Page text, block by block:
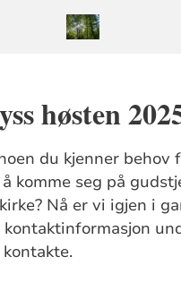
høsten
du kjenner behov
komme seg på
Nå er vi igjen i